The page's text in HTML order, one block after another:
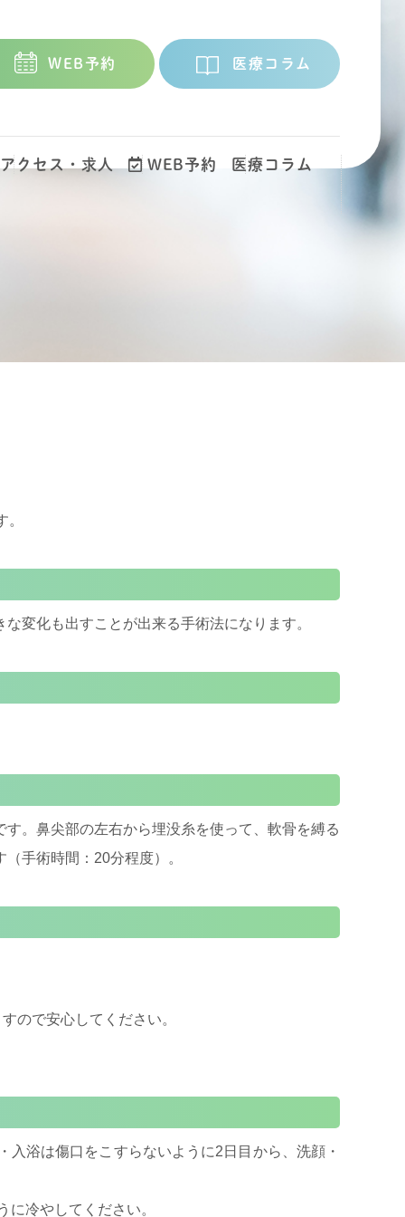
WEB予約 医療コラム
アクセス・求人 WEB予約 医療コラム
変化も出すことが出来る手術法になります。
。鼻尖部の左右から埋没糸を使って、軟骨を縛る
手術時間：20分程度）。
ので安心してください。
浴は傷口をこすらないように2日目から、洗顔・
冷やしてください。